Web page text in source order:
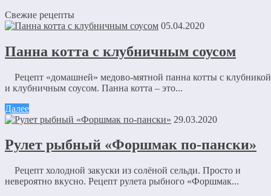
Свежие рецепты
05.04.2020
Панна котта с клубничным соусом
Рецепт «домашней» медово-мятной панна котты с клубникой
и клубничным соусом. Панна котта – это...
Далее
29.03.2020
Рулет рыбный «Форшмак по-пански»
Рецепт холодной закуски из солёной сельди. Просто и
невероятно вкусно. Рецепт рулета рыбного «Форшмак...